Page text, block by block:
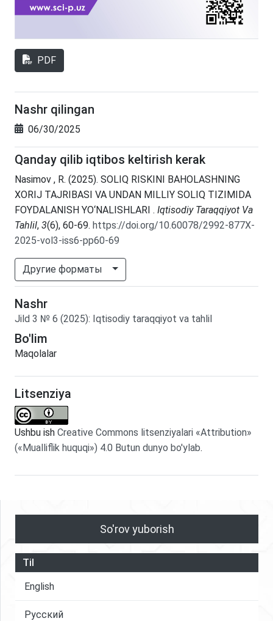
PDF
Nashr qilingan
06/30/2025
Qanday qilib iqtibos keltirish kerak
Nasimov , R. (2025). SOLIQ RISKINI BAHOLASHNING
XORIJ TAJRIBASI VA UNDAN MILLIY SOLIQ TIZIMIDA
FOYDALANISH YO‘NALISHLARI . Iqtisodiy Taraqqiyot Va
Tahlil, 3(6), 60-69. https://doi.org/10.60078/2992-877X-
2025-vol3-iss6-pp60-69
Другие форматы
Nashr
Jild 3 № 6 (2025): Iqtisodiy taraqqiyot va tahlil
Bo'lim
Maqolalar
Litsenziya
Ushbu ish Creative Commons litsenziyalari «Attribution»
(«Mualliflik huquqi») 4.0 Butun dunyo bo'ylab.
So'rov yuborish
Til
English
Русский